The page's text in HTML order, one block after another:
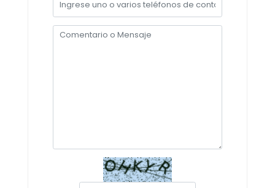
Convocatorias
GESTIÓN ADMINISTRATIVA
PRESUPUESTO: EJECUCIÓN Y REPORTES
Cédulas presupuestarias y balances